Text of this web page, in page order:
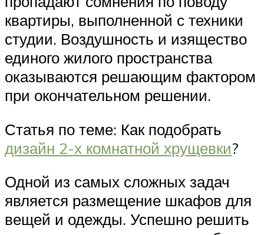
квартиры, выполненной с техники
студии. Воздушность и изящество
единого жилого пространства
оказываются решающим фактором
при окончательном решении.
Статья по теме: Как подобрать
дизайн 2-х комнатной хрущевки?
Одной из самых сложных задач
является размещение шкафов для
вещей и одежды. Успешно решить